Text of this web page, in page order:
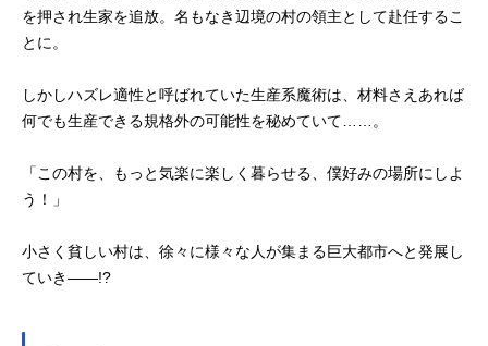
を押され生家を追放。名もなき辺境の村の領主として赴任するこ
とに。
しかしハズレ適性と呼ばれていた生産系魔術は、材料さえあれば
何でも生産できる規格外の可能性を秘めていて……。
「この村を、もっと気楽に楽しく暮らせる、僕好みの場所にしよ
う！」
小さく貧しい村は、徐々に様々な人が集まる巨大都市へと発展し
ていき――!?